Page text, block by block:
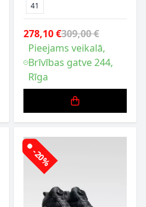
41
278,10 €309,00 €
Pieejams veikalā,
Brīvības gatve 244,
Rīga
-20%